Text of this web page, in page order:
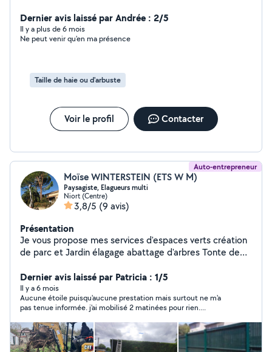
Dernier avis laissé par Andrée : 2/5
Il y a plus de 6 mois
Ne peut venir qu'en ma présence
Taille de haie ou d'arbuste
Voir le profil Contacter
Auto-entrepreneur
Moïse WINTERSTEIN (ETS W M)
Paysagiste, Elagueurs multi
Niort (Centre)
3,8/5 (9 avis)
Présentation
Je vous propose mes services d'espaces verts création
de parc et Jardin élagage abattage d'arbres Tonte de
sur grande surface de terrain enlèvement des végétaux
verts délai d'intervention rapide un coup de vent, un
coup d'orage pas de soucis, intervention de nuit avec
panneau de signalisation. Cordialement.
Dernier avis laissé par Patricia : 1/5
Il y a 6 mois
Aucune étoile puisqu'aucune prestation mais surtout ne m'a
pas tenue informée. j'ai mobilisé 2 matinées pour rien....